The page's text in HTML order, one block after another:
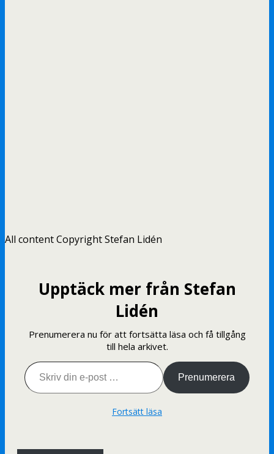
All content Copyright Stefan Lidén
Upptäck mer från Stefan
Lidén
Prenumerera nu för att fortsätta läsa och få tillgång
till hela arkivet.
Prenumerera
Fortsätt läsa